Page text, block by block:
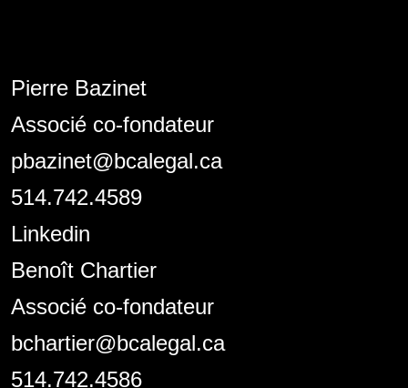
Pierre Bazinet
Associé co-fondateur
pbazinet@bcalegal.ca
514.742.4589
Linkedin
Benoît Chartier
Associé co-fondateur
bchartier@bcalegal.ca
514.742.4586